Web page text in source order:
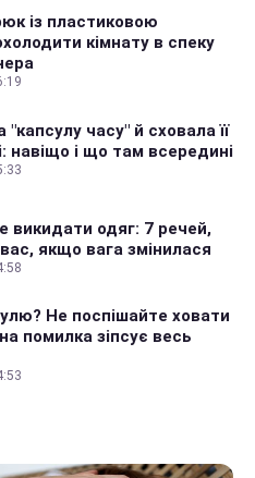
із пластиковою
кімнату в спеку
"капсулу часу" й сховала її
навіщо і що там всередині
викидати одяг: 7 речей,
якщо вага змінилася
Не поспішайте ховати
помилка зіпсує весь